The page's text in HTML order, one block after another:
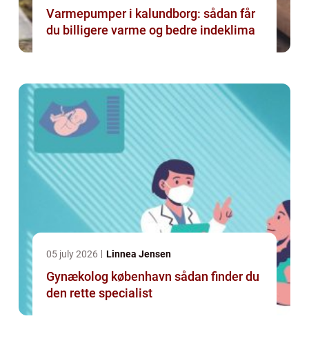
Varmepumper i kalundborg: sådan får
du billigere varme og bedre indeklima
05 july 2026 Linnea Jensen
Gynækolog københavn sådan finder du
den rette specialist